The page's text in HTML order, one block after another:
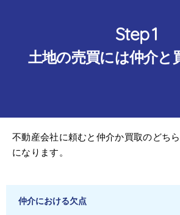
土地の売買には仲介と
不動産会社に頼むと仲介か買取のどち
になります。
仲介における欠点